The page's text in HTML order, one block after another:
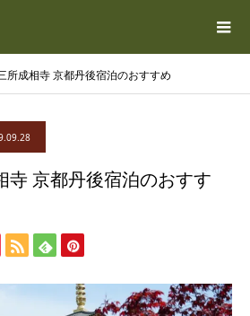
所成相寺 京都丹後宿泊のおすすめ
寺 京都丹後宿泊のおすす